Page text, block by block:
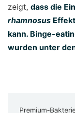
zeigt, dass die
rhamnosus
kann. Binge-
wurden unter
Premium-